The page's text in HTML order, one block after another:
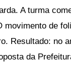
A turma
de
Resultado: no
da